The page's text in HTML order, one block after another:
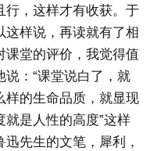
行，这样才有收获。于
这样说，再读就有了相
课堂的评价，我觉得值
：“课堂说白了，就
样的生命品质，就显现
是人性的高度”这样
先生的文笔，犀利，